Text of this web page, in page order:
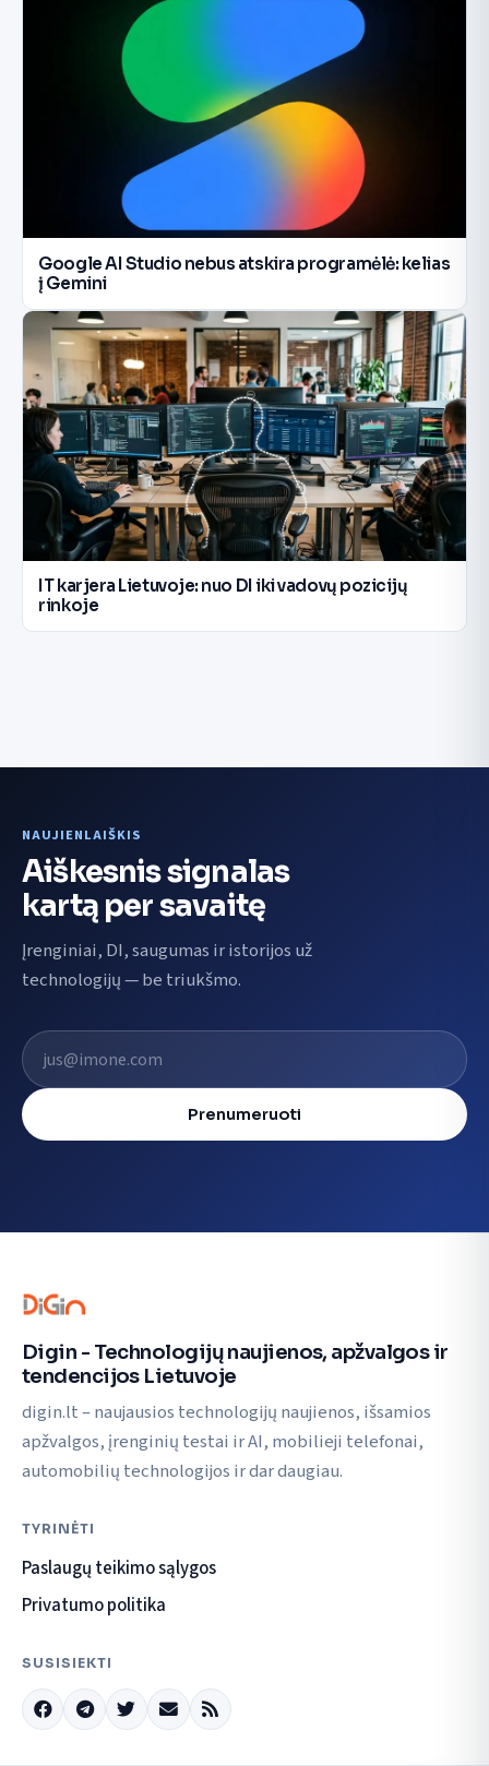
Google AI Studio nebus atskira programėlė: kelias
į Gemini
IT karjera Lietuvoje: nuo DI iki vadovų pozicijų
rinkoje
NAUJIENLAIŠKIS
Aiškesnis signalas
kartą per savaitę
Įrenginiai, DI, saugumas ir istorijos už
technologijų — be triukšmo.
El. pašto adresas
Prenumeruoti
Digin - Technologijų naujienos, apžvalgos ir
tendencijos Lietuvoje
digin.lt – naujausios technologijų naujienos, išsamios
apžvalgos, įrenginių testai ir AI, mobilieji telefonai,
automobilių technologijos ir dar daugiau.
TYRINĖTI
Paslaugų teikimo sąlygos
Privatumo politika
SUSISIEKTI